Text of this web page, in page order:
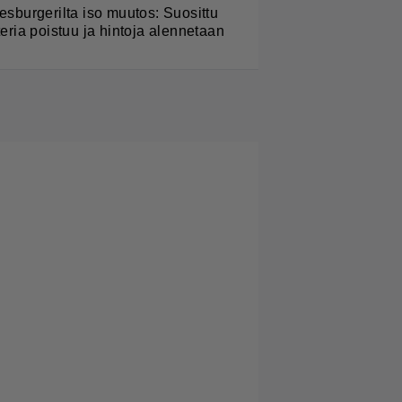
iso muutos: Suosittu
poistuu ja hintoja alennetaan